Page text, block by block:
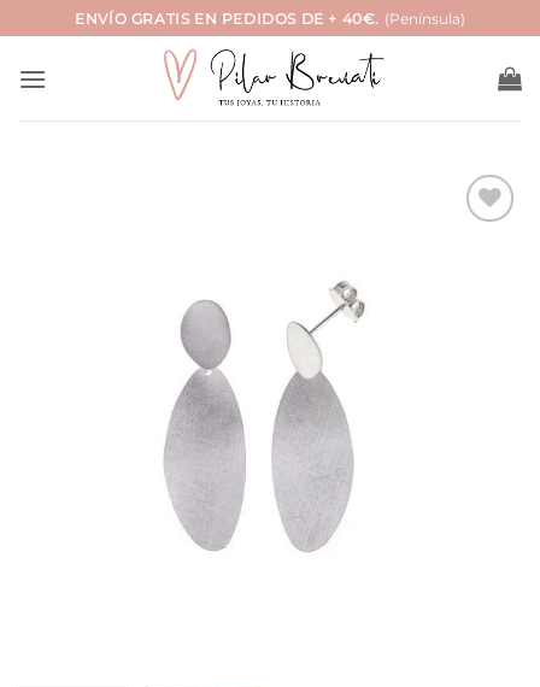
al
contenido
ENVÍO GRATIS EN PEDIDOS DE + 40€. (Península)